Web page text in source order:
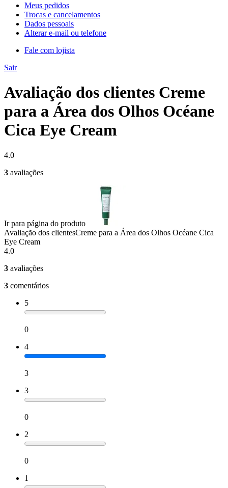
Meus pedidos
Trocas e cancelamentos
Dados pessoais
Alterar e-mail ou telefone
Fale com lojista
Sair
Avaliação dos clientes Creme
para a Área dos Olhos Océane
Cica Eye Cream
4.0
3 avaliações
Ir para página do produto
Avaliação dos clientesCreme para a Área dos Olhos Océane Cica
Eye Cream
4.0
3 avaliações
3 comentários
5
0
4
3
3
0
2
0
1